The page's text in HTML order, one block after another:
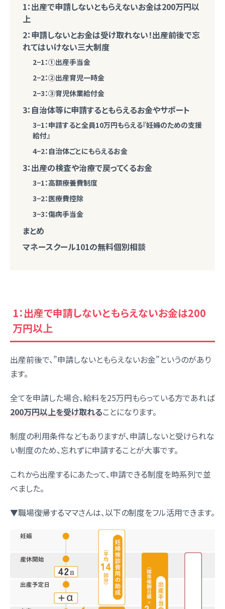
1：出産で申請しないともらえないお金は200万円以
上
2：申請しないとお金は受け取れない！出産前後で忘
れてはいけない三大制度
2−1：①出産手当金
2−2：②出産育児一時金
2−3：③育児休業給付金
3：自治体等に申請するともらえるお金やサポート
3−1：申請すると全員10万円もらえる『妊婦のための支援
給付』
4−2：自治体ごとにもらえるお金
3：出産の検査や治療で戻ってくるお金
3−1：高額療養費制度
3−2：医療費控除
3−3：傷病手当金
まとめ
マネースクール101の無料個別相談
1：出産で申請しないともらえないお金は200
万円以上
出産前後で、”申請しないともらえないお金”というのがあり
ます。
全てを申請した場合、給料を25万円もらっている方であれば
200万円以上を受け取れることになります。
制度の利用条件などもありますが、申請しないと受けられな
い制度のため、忘れずに申請することが大事です。
これから出産するにあたって、申請できる制度を時系列で並
べました。
▼職場復帰するママさんは、以下の制度をフル活用できます。